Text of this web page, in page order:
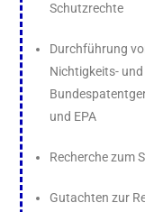
Schutzrechte
Durchführung
Nichtigkeits-
und EPA
Recherche zum
Gutachten zur